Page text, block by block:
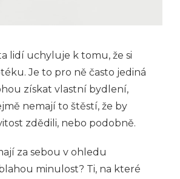
lidí uchyluje k tomu, že si
Je to pro ně často jediná
získat vlastní bydlení,
nemají to štěstí, že by
zdědili, nebo podobně.
za sebou v ohledu
minulost? Ti, na které